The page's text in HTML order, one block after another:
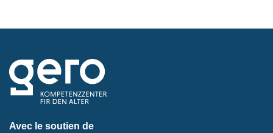
Avec le soutien de